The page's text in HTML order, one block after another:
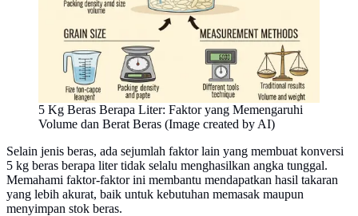
5 Kg Beras Berapa Liter: Faktor yang Memengaruhi
Volume dan Berat Beras (Image created by AI)
Selain jenis beras, ada sejumlah faktor lain yang membuat konversi
5 kg beras berapa liter tidak selalu menghasilkan angka tunggal.
Memahami faktor-faktor ini membantu mendapatkan hasil takaran
yang lebih akurat, baik untuk kebutuhan memasak maupun
menyimpan stok beras.